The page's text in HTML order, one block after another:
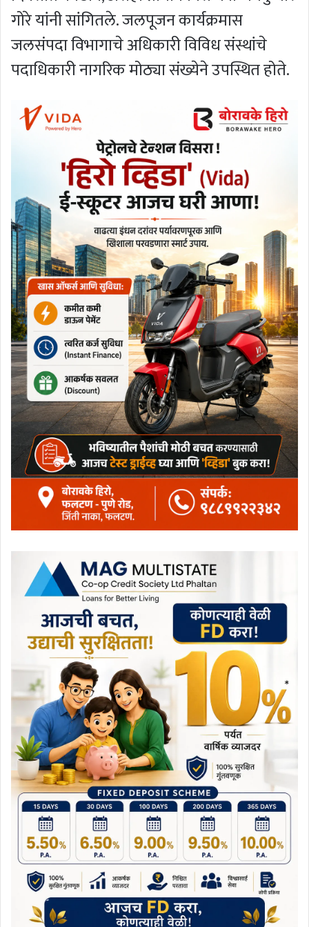
गोरे यांनी सांगितले. जलपूजन कार्यक्रमास
जलसंपदा विभागाचे अधिकारी विविध संस्थांचे
पदाधिकारी नागरिक मोठ्या संख्येने उपस्थित होते.